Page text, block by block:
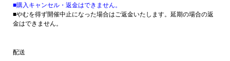
■購入キャンセル・返金はできません。
■やむを得ず開催中止になった場合はご返金いたします。延期の場合の返
金はできません。
配送